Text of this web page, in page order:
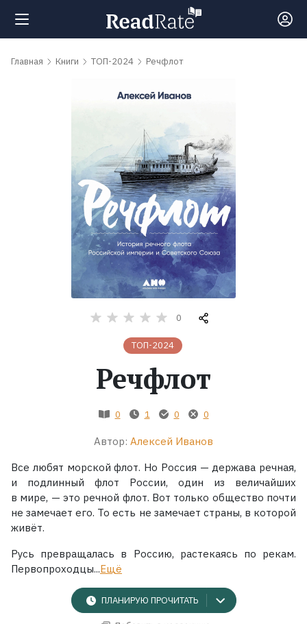
Поиск
обсуждаемые
Экранизации
Главная Книги ТОП-2024 Речфлот
0
ТОП-2024
Речфлот
0 1 0 0
Автор: Алексей Иванов
Все любят морской флот. Но Россия — держава речная,
и подлинный флот России, один из величайших
в мире, — это речной флот. Вот только общество почти
не замечает его. То есть не замечает страны, в которой
живёт.
Русь превращалась в Россию, растекаясь по рекам.
Первопроходцы...Ещё
ПЛАНИРУЮ ПРОЧИТАТЬ